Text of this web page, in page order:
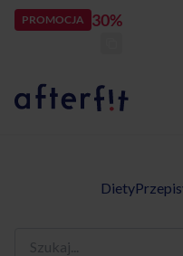
PROMOCJA 30%
Catering
Diety